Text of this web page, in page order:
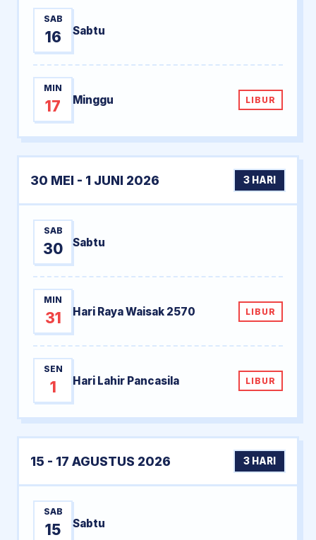
SAB
16 Sabtu
MIN
17 Minggu LIBUR
30 MEI - 1 JUNI 2026 3 HARI
SAB
30 Sabtu
MIN
31 Hari Raya Waisak 2570 LIBUR
SEN
1 Hari Lahir Pancasila LIBUR
15 - 17 AGUSTUS 2026 3 HARI
SAB
15 Sabtu